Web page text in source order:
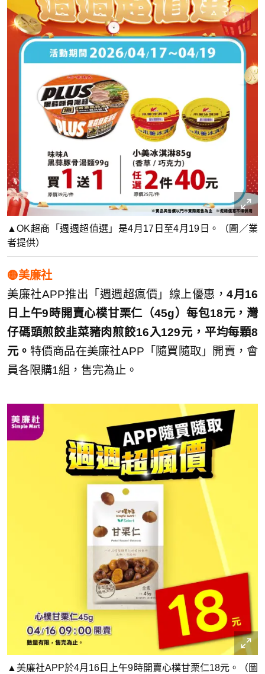
▲OK超商「週週超值選」是4月17日至4月19日。（圖／業
者提供）
🟡美廉社
美廉社APP推出「週週超瘋價」線上優惠， 4月16
日上午9時開賣心樸甘栗仁（45g）每包18元，灣
仔碼頭煎餃韭菜豬肉煎餃16入129元，平均每顆8
元。 特價商品在美廉社APP「隨買隨取」開賣，會
員各限購1組，售完為止。
▲美廉社APP於4月16日上午9時開賣心樸甘栗仁18元。（圖